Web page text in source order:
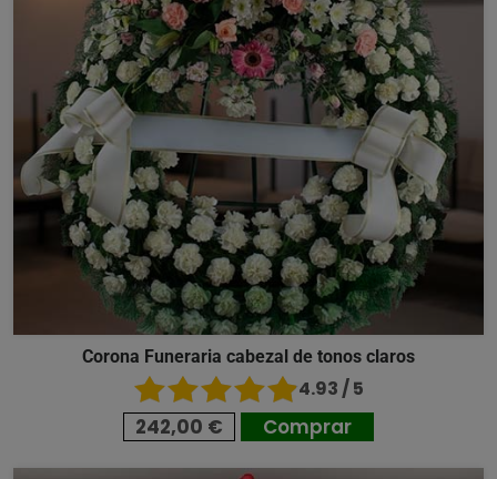
Corona Funeraria cabezal de tonos claros
4.93 / 5
242,00 € Comprar